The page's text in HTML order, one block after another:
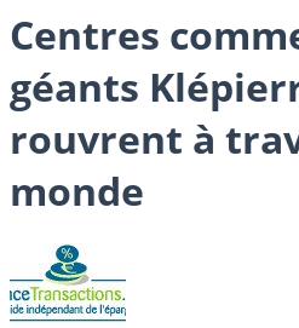
Centres
géants
rouvrent à
monde